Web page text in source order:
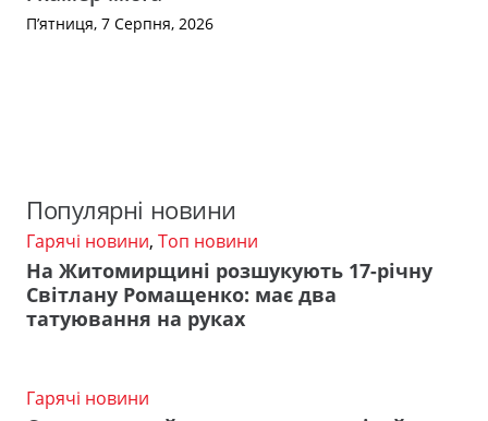
П’ятниця, 7 Серпня, 2026
Популярні новини
Гарячі новини, Топ новини
На Житомирщині розшукують 17-річну
Світлану Ромащенко: має два
татуювання на руках
Гарячі новини